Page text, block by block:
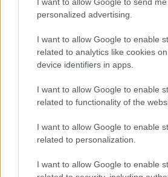
personalized advertising.
I want to allow Google to enable
related to analytics like cookies
device identifiers in apps.
I want to allow Google to enable
related to functionality of the
I want to allow Google to enable
related to personalization.
I want to allow Google to enable
Szabad a pálya a brit